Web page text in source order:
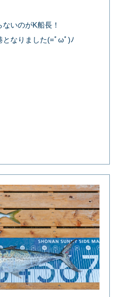
いのがK船長！
となりました(=ﾟωﾟ)ﾉ